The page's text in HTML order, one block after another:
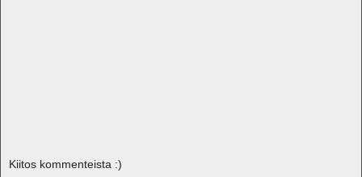
Kiitos kommenteista :)